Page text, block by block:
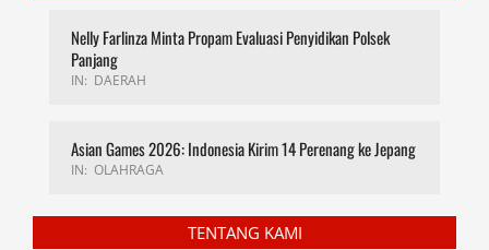
Nelly Farlinza Minta Propam Evaluasi Penyidikan Polsek
Panjang
IN: DAERAH
Asian Games 2026: Indonesia Kirim 14 Perenang ke Jepang
IN: OLAHRAGA
TENTANG KAMI